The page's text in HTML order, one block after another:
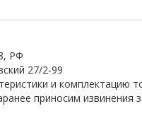
РФ
27/2-99
и комплектацию
приносим